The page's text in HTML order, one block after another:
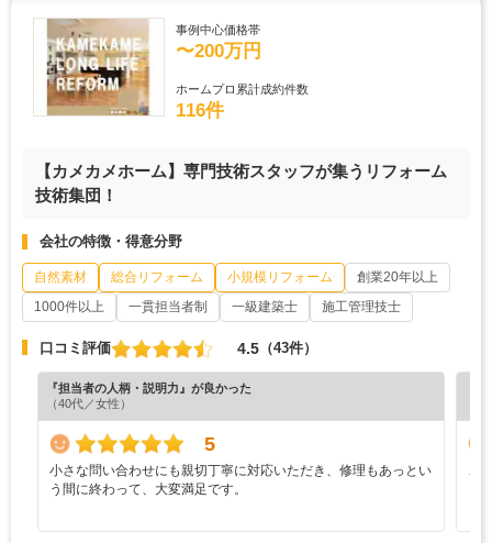
事例中心価格帯
〜200万円
ホームプロ累計成約件数
116件
【カメカメホーム】専門技術スタッフが集うリフォーム
技術集団！
会社の特徴・得意分野
自然素材 総合リフォーム 小規模リフォーム
創業20年以上
1000件以上
一貫担当者制 一級建築士 施工管理技士
口コミ評価 4.5 （43件）
『担当者の人柄・説明力』が良かった
（40代／女性）
5
小さな問い合わせにも親切丁寧に対応いただき、修理もあっとい
う間に終わって、大変満足です。